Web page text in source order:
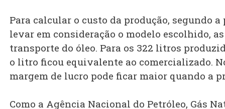
Para calcular o custo da produção, segundo
levar em consideração o modelo escolhido,
transporte do óleo. Para os 322 litros
o litro ficou equivalente ao comercializado.
margem de lucro pode ficar maior quando a
Como a Agência Nacional do Petróleo, Gás